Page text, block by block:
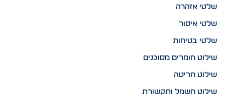
שלטי אזהרה
שלטי איסור
שלטי בטיחות
שילוט חומרים מסוכנים
שילוט חריטה
שילוט חשמל ותקשורת